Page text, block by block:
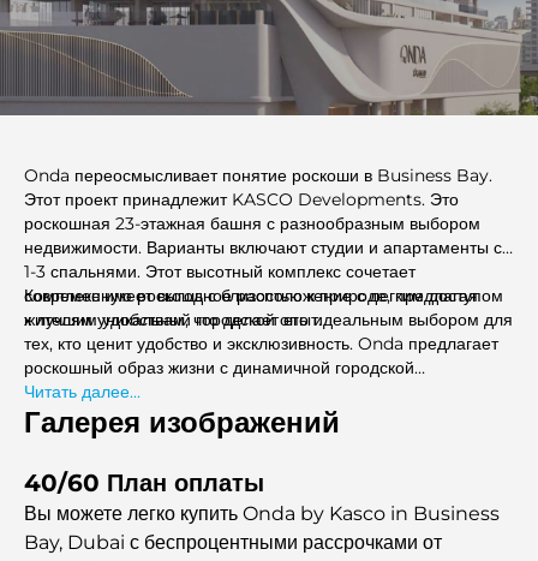
Onda переосмысливает понятие роскоши в Business Bay.
Этот проект принадлежит KASCO Developments. Это
роскошная 23-этажная башня с разнообразным выбором
недвижимости. Варианты включают студии и апартаменты с
1-3 спальнями. Этот высотный комплекс сочетает
современную роскошь с близостью к природе, предлагая
жителям уникальный городской опыт.
Комплекс имеет выгодное расположение с легким доступом
к лучшим удобствам, что делает его идеальным выбором для
тех, кто ценит удобство и эксклюзивность. Onda предлагает
роскошный образ жизни с динамичной городской
атмосферой.
Читать далее...
Галерея изображений
40/60 План оплаты
Вы можете легко купить Onda by Kasco in Business
Bay, Dubai с беспроцентными рассрочками от